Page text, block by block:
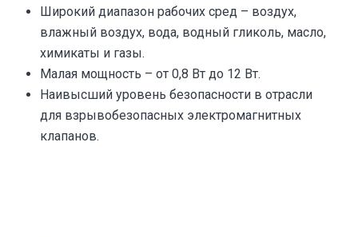
Широкий диапазон рабочих сред – воздух,
влажный воздух, вода, водный гликоль, масло,
химикаты и газы.
Малая мощность – от 0,8 Вт до 12 Вт.
Наивысший уровень безопасности в отрасли
для взрывобезопасных электромагнитных
клапанов.